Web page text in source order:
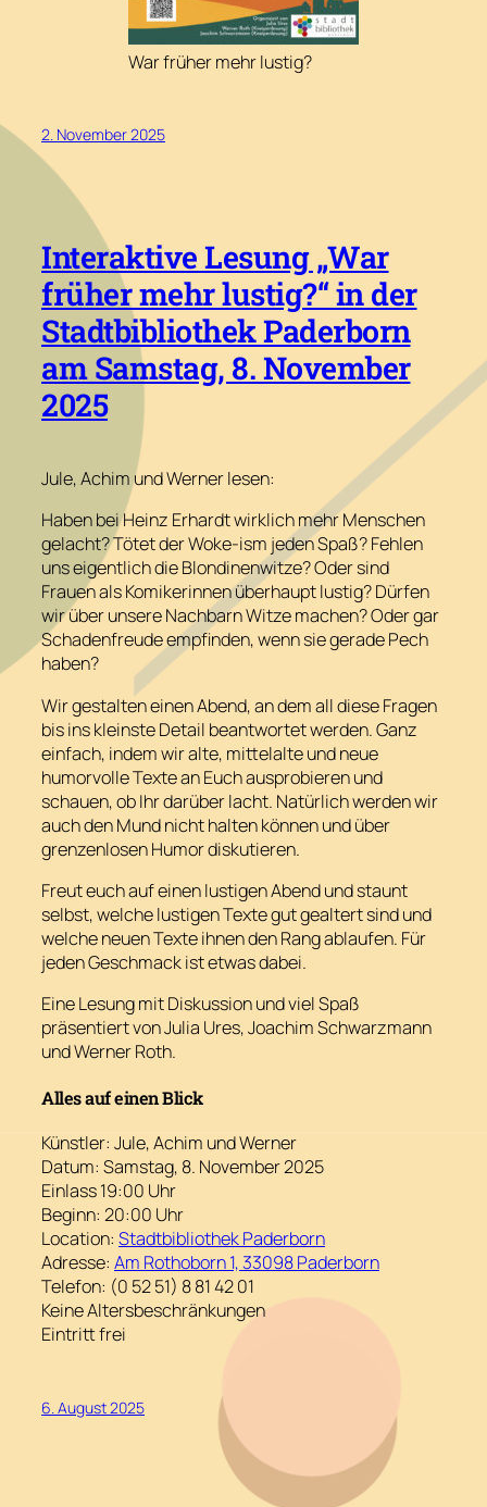
War früher mehr lustig?
2. November 2025
Interaktive Lesung „War
früher mehr lustig?“ in der
Stadtbibliothek Paderborn
am Samstag, 8. November
2025
Jule, Achim und Werner lesen:
Haben bei Heinz Erhardt wirklich mehr Menschen
gelacht? Tötet der Woke-ism jeden Spaß? Fehlen
uns eigentlich die Blondinenwitze? Oder sind
Frauen als Komikerinnen überhaupt lustig? Dürfen
wir über unsere Nachbarn Witze machen? Oder gar
Schadenfreude empfinden, wenn sie gerade Pech
haben?
Wir gestalten einen Abend, an dem all diese Fragen
bis ins kleinste Detail beantwortet werden. Ganz
einfach, indem wir alte, mittelalte und neue
humorvolle Texte an Euch ausprobieren und
schauen, ob Ihr darüber lacht. Natürlich werden wir
auch den Mund nicht halten können und über
grenzenlosen Humor diskutieren.
Freut euch auf einen lustigen Abend und staunt
selbst, welche lustigen Texte gut gealtert sind und
welche neuen Texte ihnen den Rang ablaufen. Für
jeden Geschmack ist etwas dabei.
Eine Lesung mit Diskussion und viel Spaß
präsentiert von Julia Ures, Joachim Schwarzmann
und Werner Roth.
Alles auf einen Blick
Künstler: Jule, Achim und Werner
Datum: Samstag, 8. November 2025
Einlass 19:00 Uhr
Beginn: 20:00 Uhr
Location: Stadtbibliothek Paderborn
Adresse: Am Rothoborn 1, 33098 Paderborn
Telefon: (0 52 51) 8 81 42 01
Keine Altersbeschränkungen
Eintritt frei
6. August 2025